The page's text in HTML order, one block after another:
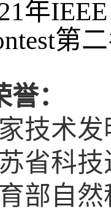
年
第
誉：
技术
省科
部自